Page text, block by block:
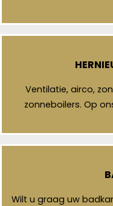
Ventilatie, airco,
zonneboilers. Op
Wilt u graag uw